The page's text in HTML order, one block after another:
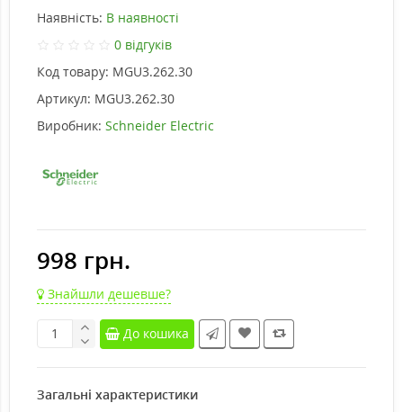
Наявність: В наявності
0 відгуків
Код товару: MGU3.262.30
Артикул: MGU3.262.30
Виробник: Schneider Electric
998 грн.
Знайшли дешевше?
До кошика
Загальні характеристики